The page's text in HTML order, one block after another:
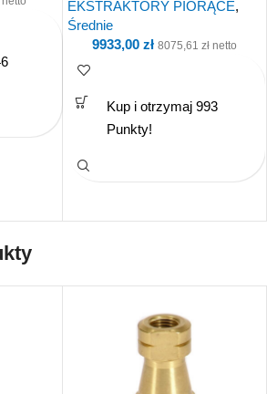
EKSTRAKTORY PIORĄCE,
Średnie
9933,00 zł 8075,61 złnetto
Kup i otrzymaj 993
Punkty!